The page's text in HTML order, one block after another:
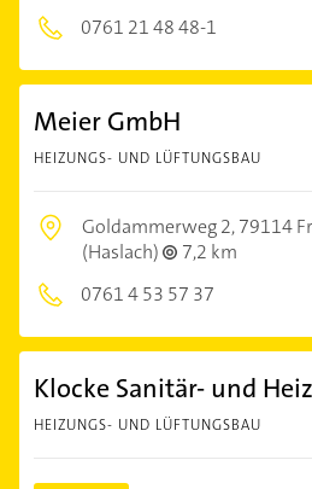
0761 21 48 48-1
Meier GmbH
HEIZUNGS- UND LÜFTUNGSBAU
Goldammerweg 2,79114
(Haslach)
7,2 km
0761 4 53 57 37
Klocke Sanitär- und
HEIZUNGS- UND LÜFTUNGSBAU